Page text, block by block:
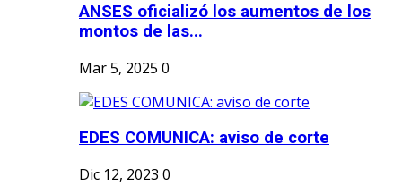
ANSES oficializó los aumentos de los
montos de las...
Mar 5, 2025 0
EDES COMUNICA: aviso de corte
Dic 12, 2023 0